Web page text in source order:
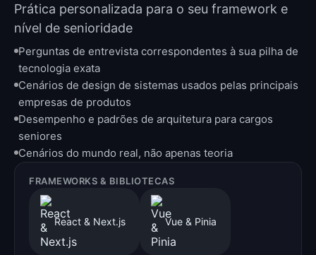
Prática personalizada para o seu framework e
nível de senioridade
Perguntas de entrevista correspondentes à sua pilha de
tecnologia exata
Cenários de design de sistemas usados pelas principais
empresas de produtos
Desempenho e padrões de arquitetura para cargos
seniores
Cenários do mundo real, não apenas teoria
FRAMEWORKS & BIBLIOTECAS
React & Next.js Vue & Pinia